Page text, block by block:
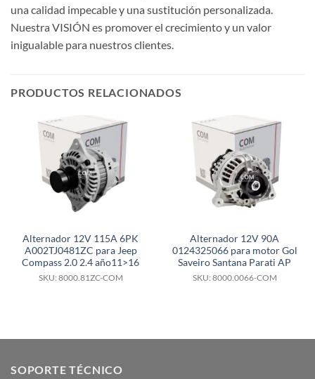
una calidad impecable y una sustitución personalizada.
Nuestra VISIÓN es promover el crecimiento y un valor
inigualable para nuestros clientes.
PRODUCTOS RELACIONADOS
Alternador 12V 115A 6PK
A002TJ0481ZC para Jeep
Compass 2.0 2.4 año11>16
SKU: 8000.81ZC-COM
Alternador 12V 90A
0124325066 para motor Gol
Saveiro Santana Parati AP
SKU: 8000.0066-COM
SOPORTE TÉCNICO